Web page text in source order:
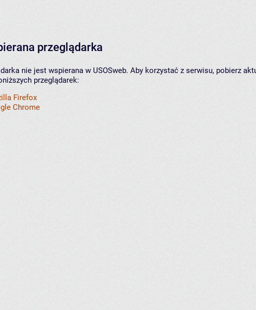
przeglądarka
nie jest wspierana w USOSweb. Aby korzystać z serwisu, pobierz
przeglądarek:
Firefox
Chrome